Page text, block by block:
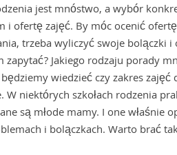
jest mnóstwo, a wybór
i ofertę zajęć. By móc ocenić
trzeba wyliczyć swoje bolączki i
zapytać? Jakiego rodzaju porady
wiedzieć czy zakres zajęć
W niektórych szkołach rodzenia
są młode mamy. I one właśnie
i bolączkach. Warto brać